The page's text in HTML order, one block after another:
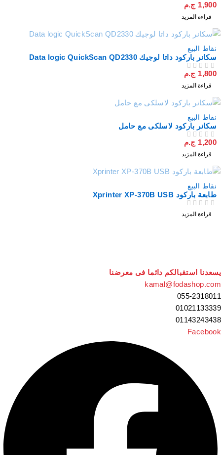
1,900 ج.م
قراءة المزيد
نقاط البيع
سكانر باركود داتا لوجيك Data logic QuickScan QD2330
1,800 ج.م
قراءة المزيد
نقاط البيع
سكانر باركود لاسلكى مع حامل
1,200 ج.م
قراءة المزيد
نقاط البيع
طابعة باركود Xprinter XP-370B USB
قراءة المزيد
استقبالكم دائما فى معرضنا
055-